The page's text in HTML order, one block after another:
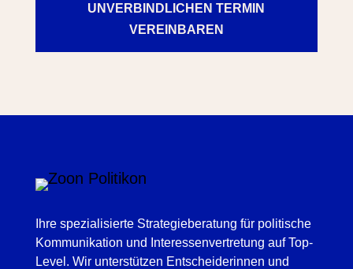
UNVERBINDLICHEN TERMIN
VEREINBAREN
Ihre spezialisierte Strategieberatung für politische
Kommunikation und Interessenvertretung auf Top-
Level. Wir unterstützen Entscheiderinnen und